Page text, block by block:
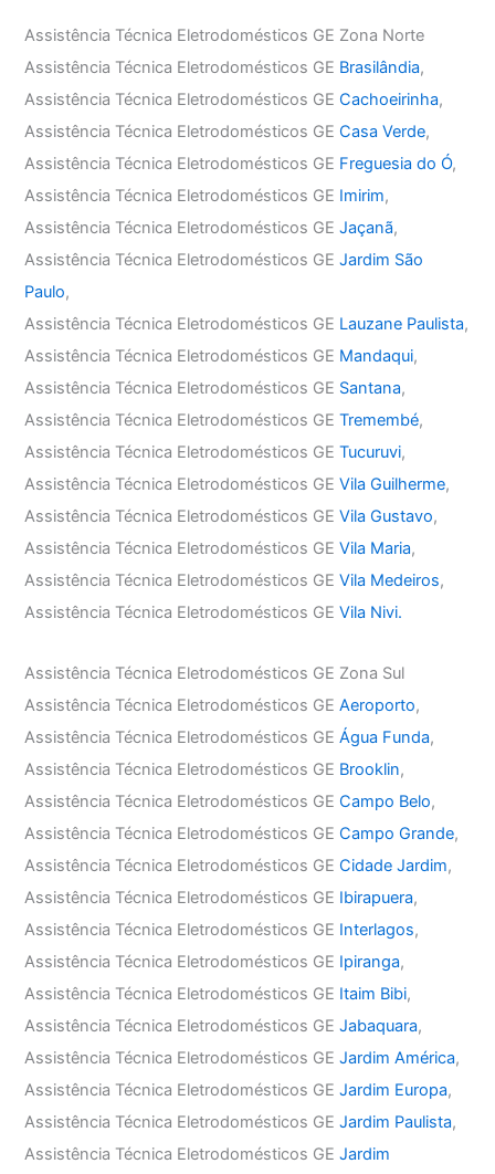
Assistência Técnica Eletrodomésticos GE Zona Norte
Assistência Técnica Eletrodomésticos GE Brasilândia,
Assistência Técnica Eletrodomésticos GECachoeirinha,
Assistência Técnica Eletrodomésticos GECasa Verde,
Assistência Técnica Eletrodomésticos GE Freguesia do Ó,
Assistência Técnica Eletrodomésticos GE Imirim,
Assistência Técnica Eletrodomésticos GEJaçanã,
Assistência Técnica Eletrodomésticos GEJardim São
Paulo,
Assistência Técnica Eletrodomésticos GE Lauzane Paulista,
Assistência Técnica Eletrodomésticos GE Mandaqui,
Assistência Técnica Eletrodomésticos GE Santana,
Assistência Técnica Eletrodomésticos GETremembé,
Assistência Técnica Eletrodomésticos GETucuruvi,
Assistência Técnica Eletrodomésticos GEVila Guilherme,
Assistência Técnica Eletrodomésticos GEVila Gustavo,
Assistência Técnica Eletrodomésticos GEVila Maria,
Assistência Técnica Eletrodomésticos GEVila Medeiros,
Assistência Técnica Eletrodomésticos GEVila Nivi.
Assistência Técnica Eletrodomésticos GE Zona Sul
Assistência Técnica Eletrodomésticos GEAeroporto,
Assistência Técnica Eletrodomésticos GEÁgua Funda,
Assistência Técnica Eletrodomésticos GE Brooklin,
Assistência Técnica Eletrodomésticos GECampo Belo,
Assistência Técnica Eletrodomésticos GECampo Grande,
Assistência Técnica Eletrodomésticos GECidade Jardim,
Assistência Técnica Eletrodomésticos GE Ibirapuera,
Assistência Técnica Eletrodomésticos GE Interlagos,
Assistência Técnica Eletrodomésticos GE Ipiranga,
Assistência Técnica Eletrodomésticos GE Itaim Bibi,
Assistência Técnica Eletrodomésticos GEJabaquara,
Assistência Técnica Eletrodomésticos GEJardim América,
Assistência Técnica Eletrodomésticos GEJardim Europa,
Assistência Técnica Eletrodomésticos GEJardim Paulista,
Assistência Técnica Eletrodomésticos GEJardim